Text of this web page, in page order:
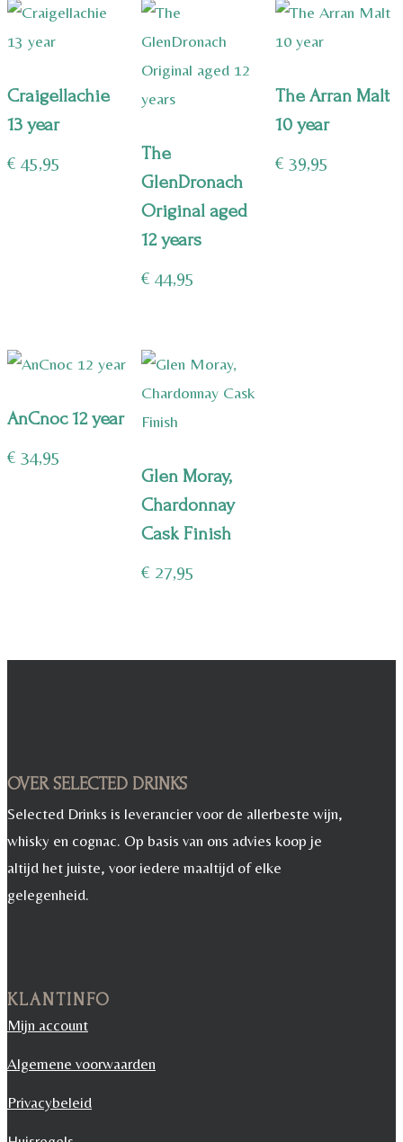
Craigellachie
13 year
€ 45,95
The
GlenDronach
Original aged
12 years
€ 44,95
The Arran Malt
10 year
€ 39,95
AnCnoc 12 year
€ 34,95
Glen Moray,
Chardonnay
Cask Finish
€ 27,95
OVER SELECTED DRINKS
Selected Drinks is leverancier voor de allerbeste wijn,
whisky en cognac. Op basis van ons advies koop je
altijd het juiste, voor iedere maaltijd of elke
gelegenheid.
KLANTINFO
Mijn account
Algemene voorwaarden
Privacybeleid